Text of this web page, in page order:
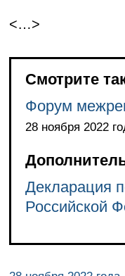
<…>
Смотрите
Форум
28 ноября 2022
Декларация
Российской